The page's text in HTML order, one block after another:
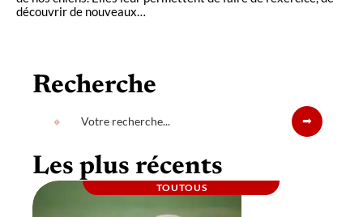
découvrir de nouveaux
Recherche
Les plus récents
TOUTOUS